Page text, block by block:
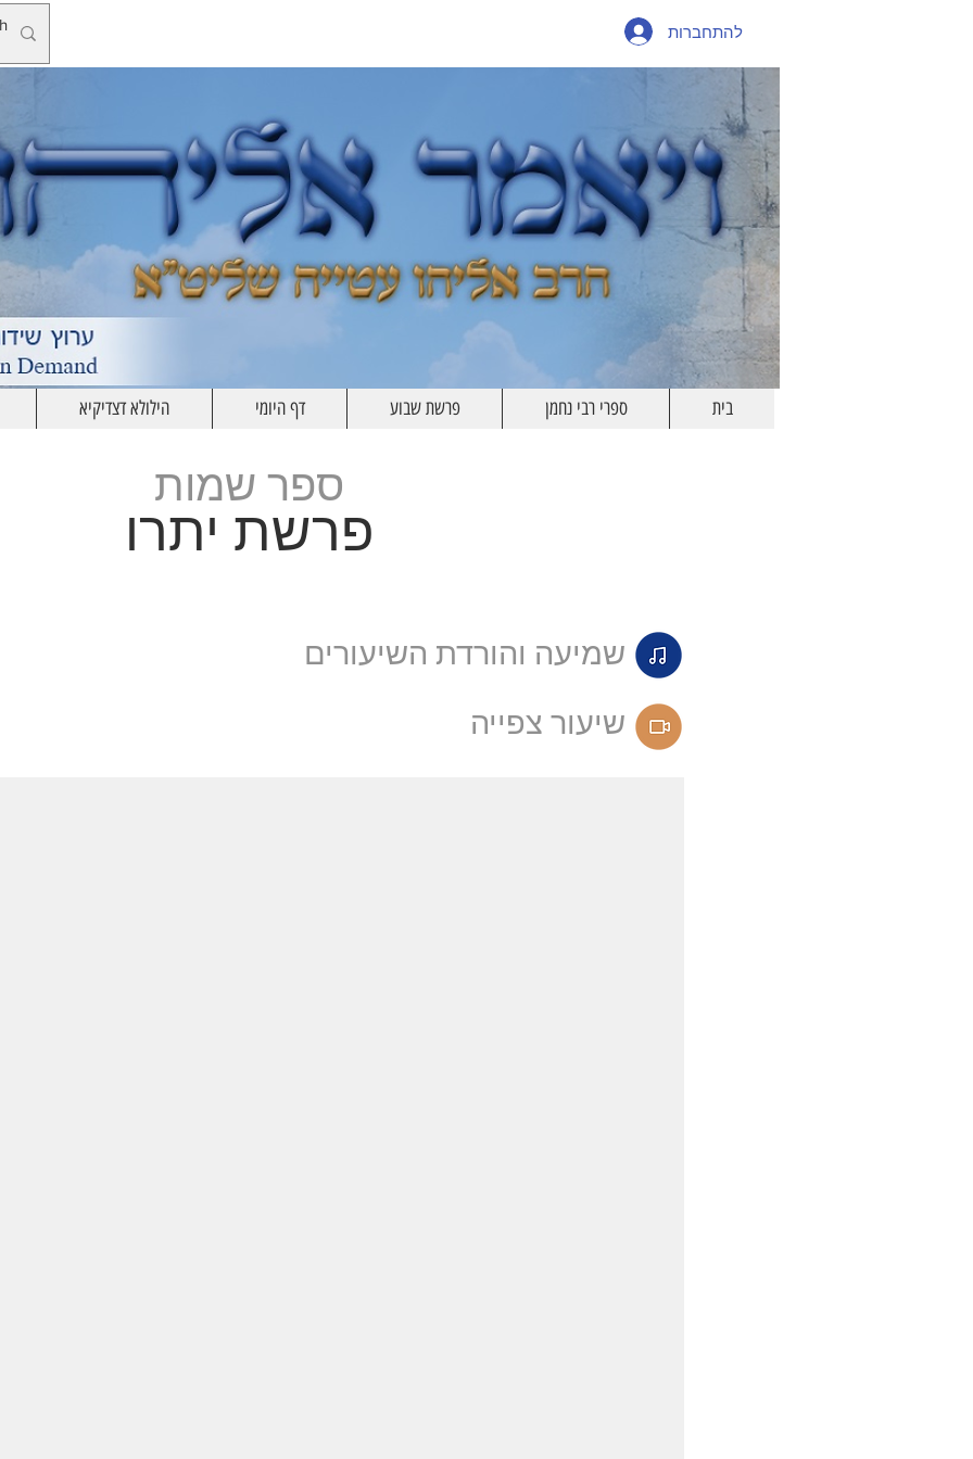
להתחברות
פרשת יתרו
ספר שמות
שמיעה והורדת השיעורים
שיעור צפייה
הילולא דצדיקיא דף היומי פרשת שבוע ספרי רבי נחמן בית